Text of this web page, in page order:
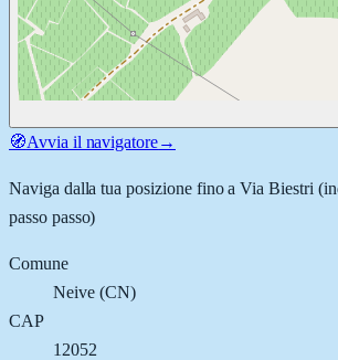
🧭Avvia il navigatore→
Naviga dalla tua posizione fino aVia Biestri
passo passo)
Comune
Neive(CN)
CAP
12052